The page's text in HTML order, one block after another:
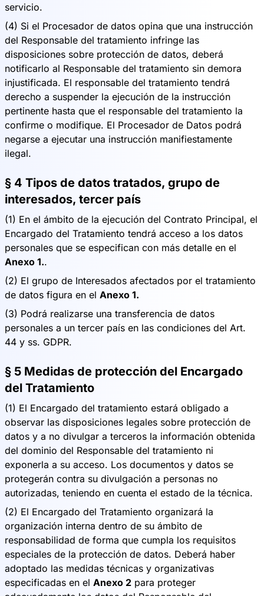
servicio.
(4) Si el Procesador de datos opina que una instrucción
del Responsable del tratamiento infringe las
disposiciones sobre protección de datos, deberá
notificarlo al Responsable del tratamiento sin demora
injustificada. El responsable del tratamiento tendrá
derecho a suspender la ejecución de la instrucción
pertinente hasta que el responsable del tratamiento la
confirme o modifique. El Procesador de Datos podrá
negarse a ejecutar una instrucción manifiestamente
ilegal.
§ 4 Tipos de datos tratados, grupo de
interesados, tercer país
(1) En el ámbito de la ejecución del Contrato Principal, el
Encargado del Tratamiento tendrá acceso a los datos
personales que se especifican con más detalle en el
Anexo 1..
(2) El grupo de Interesados afectados por el tratamiento
de datos figura en el Anexo 1.
(3) Podrá realizarse una transferencia de datos
personales a un tercer país en las condiciones del Art.
44 y ss. GDPR.
§ 5 Medidas de protección del Encargado
del Tratamiento
(1) El Encargado del tratamiento estará obligado a
observar las disposiciones legales sobre protección de
datos y a no divulgar a terceros la información obtenida
del dominio del Responsable del tratamiento ni
exponerla a su acceso. Los documentos y datos se
protegerán contra su divulgación a personas no
autorizadas, teniendo en cuenta el estado de la técnica.
(2) El Encargado del Tratamiento organizará la
organización interna dentro de su ámbito de
responsabilidad de forma que cumpla los requisitos
especiales de la protección de datos. Deberá haber
adoptado las medidas técnicas y organizativas
especificadas en el Anexo 2 para proteger